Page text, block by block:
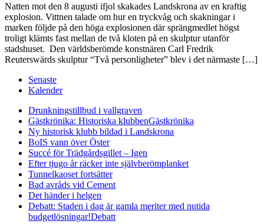
Natten mot den 8 augusti ifjol skakades Landskrona av en kraftig
explosion. Vittnen talade om hur en tryckvåg och skakningar i
marken följde på den höga explosionen där sprängmedlet högst
troligt klämts fast mellan de två kloten på en skulptur utanför
stadshuset. Den världsberömde konstnären Carl Fredrik
Reuterswärds skulptur “Två personligheter” blev i det närmaste […]
Senaste
Kalender
Drunkningstillbud i vallgraven
Gästkrönika: Historiska klubbenGästkrönika
Ny historisk klubb bildad i Landskrona
BoIS vann över Öster
Succé för Trädgårdsgillet – Igen
Efter tjugo år räcker inte självberömplanket
Tunnelkaoset fortsätter
Bad avråds vid Cement
Det händer i helgen
Debatt: Staden i dag är gamla meriter med nutida
budgetlösningar!Debatt